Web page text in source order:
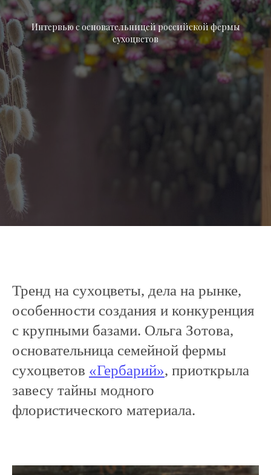
Интервью с основательницей российской фермы
сухоцветов
Тренд на сухоцветы, дела на рынке,
особенности создания и конкуренция
с крупными базами. Ольга Зотова,
основательница семейной фермы
сухоцветов «Гербарий», приоткрыла
завесу тайны модного
флористического материала.